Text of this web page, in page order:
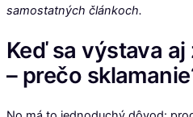
samostatných článkoch.
Keď sa výstava
– prečo